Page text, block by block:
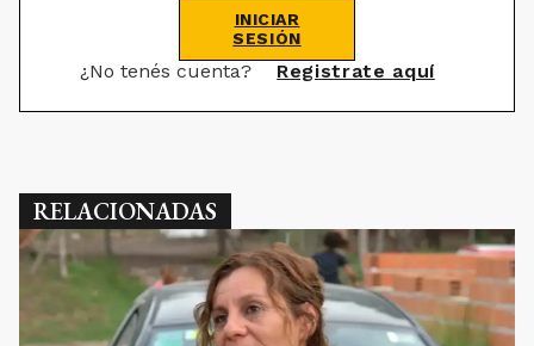
INICIAR
SESIÓN
¿No tenés cuenta? Registrate aquí
RELACIONADAS